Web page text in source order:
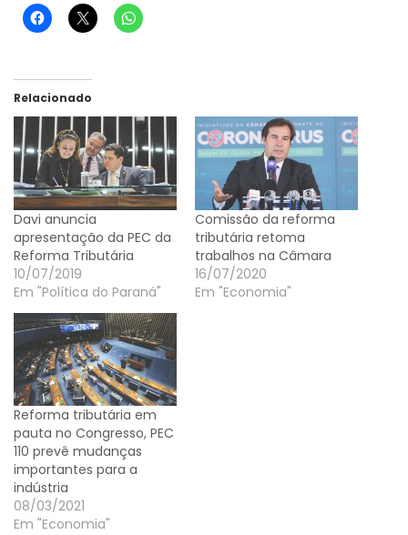
Relacionado
Davi anuncia
apresentação da PEC da
Reforma Tributária
10/07/2019
Em "Política do Paraná"
Comissão da reforma
tributária retoma
trabalhos na Câmara
16/07/2020
Em "Economia"
Reforma tributária em
pauta no Congresso, PEC
110 prevê mudanças
importantes para a
indústria
08/03/2021
Em "Economia"